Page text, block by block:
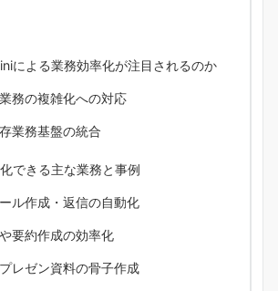
による業務効率化が注目されるのか
務の複雑化への対応
業務基盤の統合
できる主な業務と事例
ル作成・返信の自動化
要約作成の効率化
レゼン資料の骨子作成